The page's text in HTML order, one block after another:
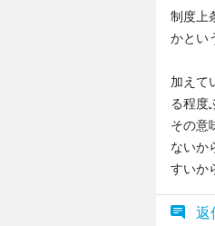
制度上
かとい
加えて
る程度
その意
ないか
すいか
返